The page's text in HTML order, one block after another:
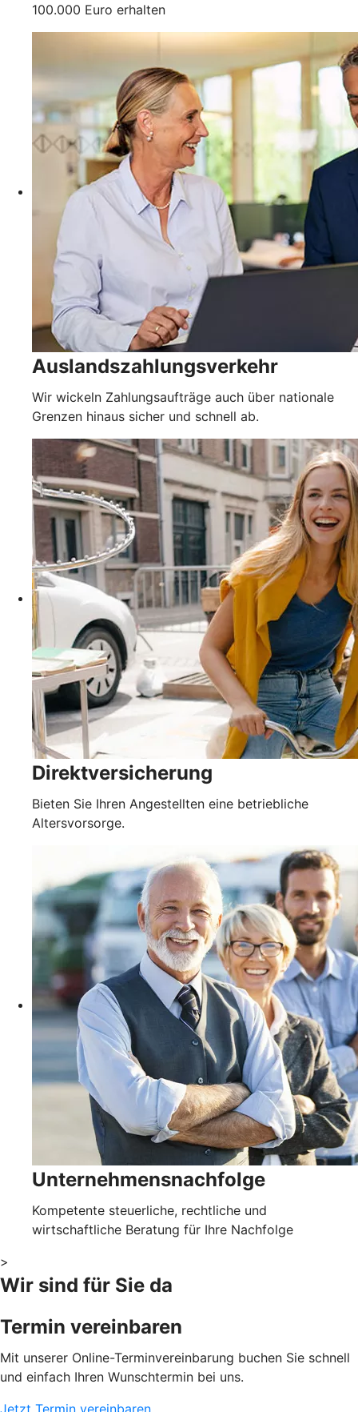
100.000 Euro erhalten
Auslandszahlungsverkehr
Wir wickeln Zahlungsaufträge auch über nationale
Grenzen hinaus sicher und schnell ab.
Direktversicherung
Bieten Sie Ihren Angestellten eine betriebliche
Altersvorsorge.
Unternehmensnachfolge
Kompetente steuerliche, rechtliche und
wirtschaftliche Beratung für Ihre Nachfolge
>
Wir sind für Sie da
Termin vereinbaren
Mit unserer Online-Terminvereinbarung buchen Sie schnell
und einfach Ihren Wunschtermin bei uns.